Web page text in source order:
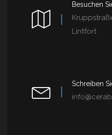
Besuchen
Lintfort
Schreiben